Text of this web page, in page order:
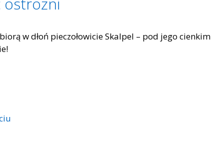
w dłoń pieczołowicie Skalpel – pod jego cienkim